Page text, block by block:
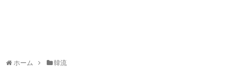
ホーム 韓流